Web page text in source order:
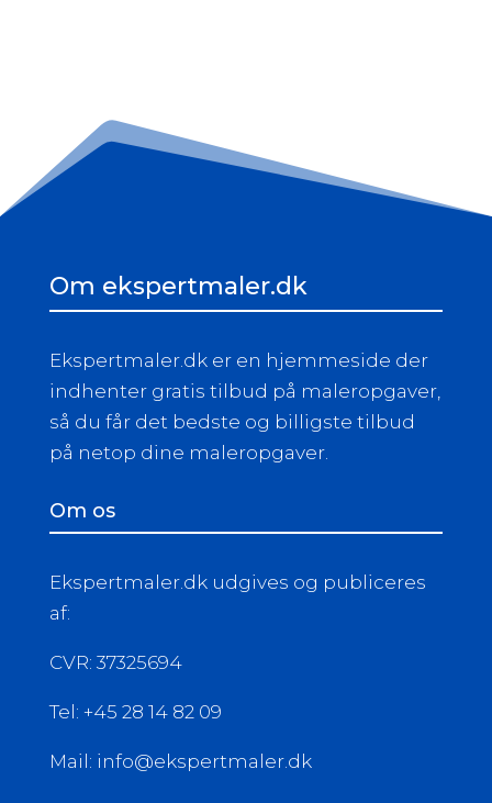
Om ekspertmaler.dk
Ekspertmaler.dk er en hjemmeside der
indhenter gratis tilbud på maleropgaver,
så du får det bedste og billigste tilbud
på netop dine maleropgaver.
Om os
Ekspertmaler.dk udgives og publiceres
af:
CVR: 37325694
Tel: +45 28 14 82 09
Mail: info@ekspertmaler.dk